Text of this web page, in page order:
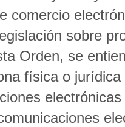
comercio
sobre
Orden, se
física o